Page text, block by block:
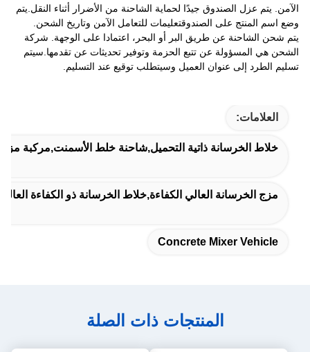
الآمن. يتم عزل الصندوق جيدًا لحماية الشاحنة من الأضرار أثناء النقل.يتم
وضع اسم المنتج على الصندوقتعليمات للتعامل الآمن وتاريخ الشحن.
يتم شحن الشاحنة عن طريق البر أو البحر، اعتمادا على الوجهة. شركة
الشحن هي المسؤولة عن تتبع الحزمة وتوفير تحديثات عن تقدمها.سيتم
تسليم الطرد إلى عنوان العميل وسيتطلب توقيع عند التسليم.
العلامات:
خلاط الخرسانة ذاتية التحميل,شاحنة خلط الأسمنت,مركبة مزج
مزج الخرسانة العالي الكفاءة,خلاط الخرسانة ذو الكفاءة
Concrete Mixer Vehicle
المنتجات ذات الصلة